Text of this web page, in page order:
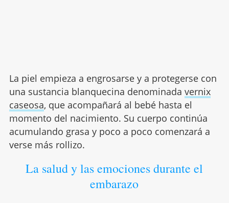
La piel empieza a engrosarse y a protegerse con
una sustancia blanquecina denominada vernix
caseosa, que acompañará al bebé hasta el
momento del nacimiento. Su cuerpo continúa
acumulando grasa y poco a poco comenzará a
verse más rollizo.
La salud y las emociones durante el
embarazo